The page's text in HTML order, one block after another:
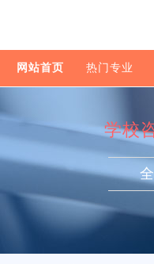
网站首页 热门专业
学校